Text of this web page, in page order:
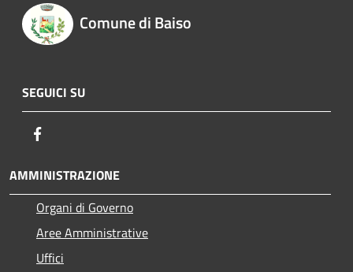
Comune di Baiso
SEGUICI SU
AMMINISTRAZIONE
Organi di Governo
Aree Amministrative
Uffici